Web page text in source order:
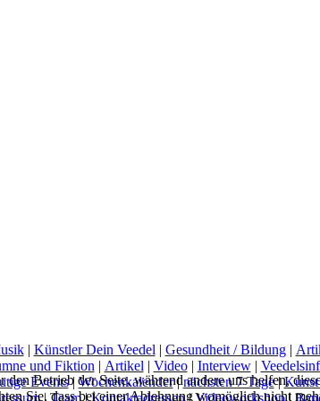
| Künstler Dein Veedel | Gesundheit / Bildung|
und Fiktion | Artikel | Video| Interview|
Events|Wochenkalender|nächsten 7 Tage|
| Team|Kontaktadressen|Videoworkshop|
Betrieb der Seite, während andere uns helfen,
Sie, dass bei einer Ablehnung womöglich nicht